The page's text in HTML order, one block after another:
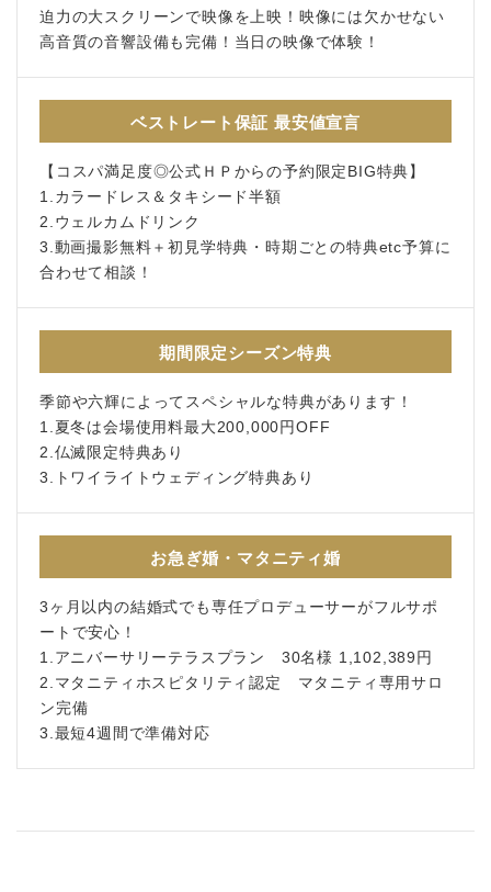
迫力の大スクリーンで映像を上映！映像には欠かせない
高音質の音響設備も完備！当日の映像で体験！
ベストレート保証 最安値宣言
【コスパ満足度◎公式ＨＰからの予約限定BIG特典】
1.カラードレス＆タキシード半額
2.ウェルカムドリンク
3.動画撮影無料＋初見学特典・時期ごとの特典etc予算に
合わせて相談！
期間限定シーズン特典
季節や六輝によってスペシャルな特典があります！
1.夏冬は会場使用料最大200,000円OFF
2.仏滅限定特典あり
3.トワイライトウェディング特典あり
お急ぎ婚・マタニティ婚
3ヶ月以内の結婚式でも専任プロデューサーがフルサポ
ートで安心！
1.アニバーサリーテラスプラン 30名様 1,102,389円
2.マタニティホスピタリティ認定 マタニティ専用サロ
ン完備
3.最短4週間で準備対応